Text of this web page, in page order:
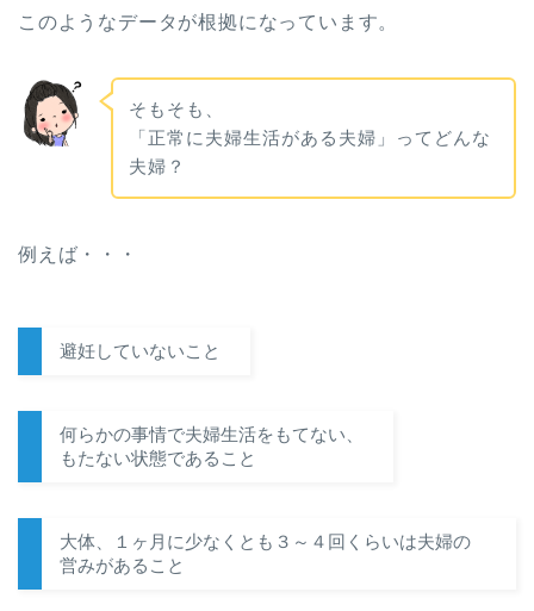
このようなデータが根拠になっています。
そもそも、
「正常に夫婦生活がある夫婦」ってどんな
夫婦？
例えば・・・
避妊していないこと
何らかの事情で夫婦生活をもてない、
もたない状態であること
大体、１ヶ月に少なくとも３～４回くらいは夫婦の
営みがあること